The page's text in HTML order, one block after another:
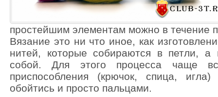
простейшим элементам можно в течение
Вязание это ни что иное, как
нитей, которые собираются в петли, а
собой. Для этого процесса чаще
приспособления (крючок, спица,
обойтись и просто пальцами.